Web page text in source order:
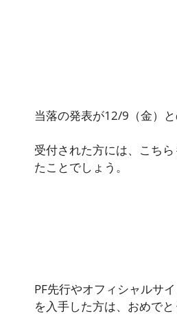
当落の発表が12/9（金）と
受付された方には、こち
たことでしょう。
PF先行やオフィシャルサ
を入手した方は、おめでと